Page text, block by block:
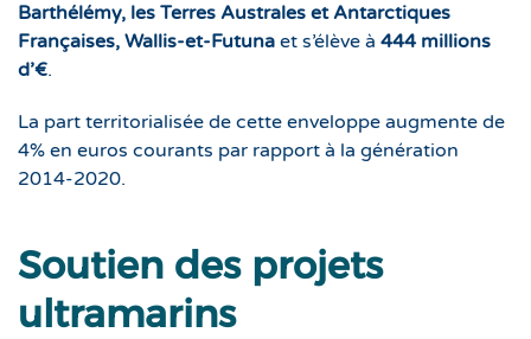
Barthélémy, les Terres Australes et Antarctiques
Françaises, Wallis-et-Futuna et s’élève à 444 millions
d’€.
La part territorialisée de cette enveloppe augmente de
4% en euros courants par rapport à la génération
2014-2020.
Soutien des projets
ultramarins